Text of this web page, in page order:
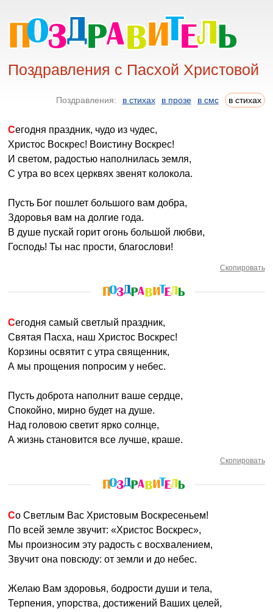
Поздравления с Пасхой Христовой
Поздравления: в стихах в прозе в смс в стихах
Сегодня праздник, чудо из чудес,
Христос Воскрес! Воистину Воскрес!
И светом, радостью наполнилась земля,
С утра во всех церквях звенят колокола.
Пусть Бог пошлет большого вам добра,
Здоровья вам на долгие года.
В душе пускай горит огонь большой любви,
Господь! Ты нас прости, благослови!
Скопировать
Сегодня самый светлый праздник,
Святая Пасха, наш Христос Воскрес!
Корзины освятит с утра священник,
А мы прощения попросим у небес.
Пусть доброта наполнит ваше сердце,
Спокойно, мирно будет на душе.
Над головою светит ярко солнце,
А жизнь становится все лучше, краше.
Скопировать
Со Светлым Вас Христовым Воскресеньем!
По всей земле звучит: «Христос Воскрес»,
Мы произносим эту радость с восхвалением,
Звучит она повсюду: от земли и до небес.
Желаю Вам здоровья, бодрости души и тела,
Терпения, упорства, достижений Ваших целей,